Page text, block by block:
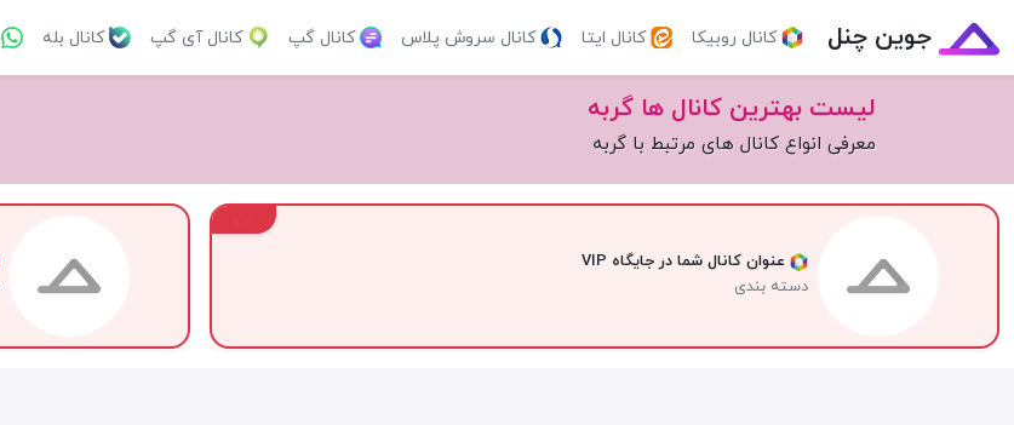
جوین چنل کانال روبیکا کانال ایتا کانال سروش پلاس کانال گپ کانال آی گپ کانال بله
لیست بهترین کانال ها گربه
معرفی انواع کانال های مرتبط با گربه
عنوان کانال شما در جایگاه VIP
دسته بندی